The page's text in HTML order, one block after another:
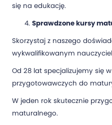
się na edukację.
Sprawdzone kursy
Skorzystaj z naszego
wykwalifikowanym
Od 28 lat specjalizujemy się
przygotowawczych do
W jeden rok skutecznie
maturalnego.